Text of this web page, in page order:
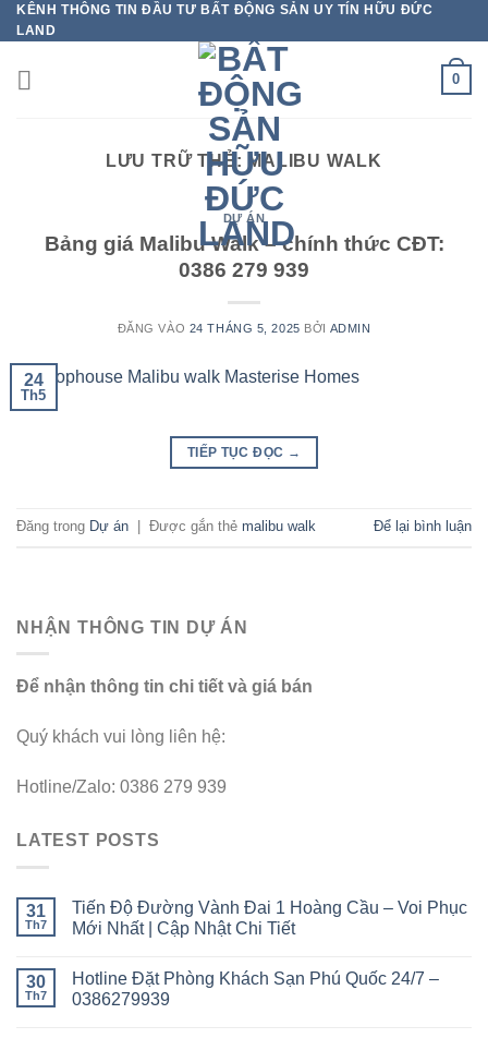
Bỏ
qua
nội
dung
KÊNH THÔNG TIN ĐẦU TƯ BẤT ĐỘNG SẢN UY TÍN HỮU ĐỨC
LAND
0
LƯU TRỮ THẺ: MALIBU WALK
DỰ ÁN
Bảng giá Malibu Walk – chính thức CĐT:
0386 279 939
ĐĂNG VÀO 24 THÁNG 5, 2025 BỞI ADMIN
24
Th5
TIẾP TỤC ĐỌC →
Đăng trong Dự án Được gắn thẻ malibu walk Để lại bình luận
NHẬN THÔNG TIN DỰ ÁN
Để nhận thông tin chi tiết và giá bán
Quý khách vui lòng liên hệ:
Hotline/Zalo: 0386 279 939
LATEST POSTS
31
Th7
Tiến Độ Đường Vành Đai 1 Hoàng Cầu – Voi Phục
Mới Nhất | Cập Nhật Chi Tiết
30
Th7
Hotline Đặt Phòng Khách Sạn Phú Quốc 24/7 –
0386279939